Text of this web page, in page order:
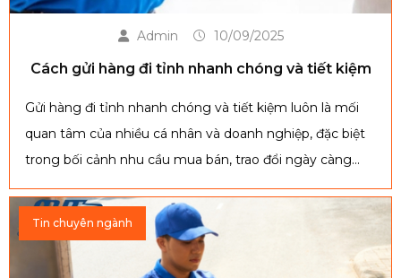
Admin 10/09/2025
Cách gửi hàng đi tỉnh nhanh chóng và tiết kiệm
Gửi hàng đi tỉnh nhanh chóng và tiết kiệm luôn là mối
quan tâm của nhiều cá nhân và doanh nghiệp, đặc biệt
trong bối cảnh nhu cầu mua bán, trao đổi ngày càng
tăng cao. Trong bài viết dưới đây, quý khách sẽ nắm
được những bí quyết gửi hàng an toàn, đúng hẹn và tối
ưu chi phí.
Tin chuyên ngành